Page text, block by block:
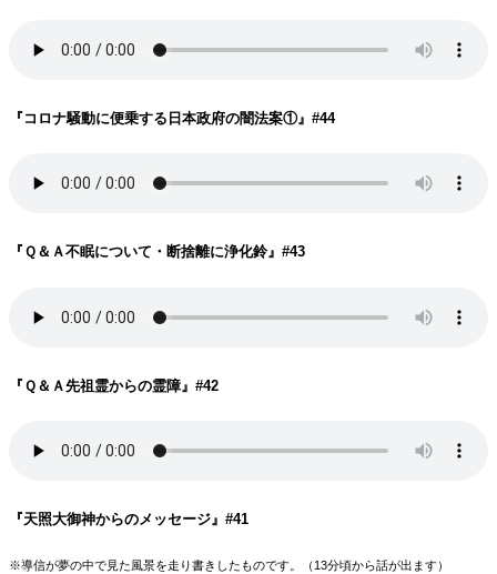
『コロナ騒動に便乗する日本政府の闇法案①』#44
『Ｑ＆Ａ不眠について・断捨離に浄化鈴』#43
『Ｑ＆Ａ先祖霊からの霊障 』#42
『天照大御神からのメッセージ』#41
※導信が夢の中で見た風景を走り書きしたものです。（13分頃から話が出ます）